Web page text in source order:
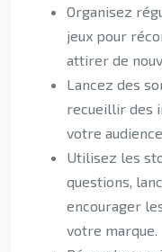
Organisez
jeux pour
attirer de
Lancez des
recueillir des
votre
Utilisez les
questions,
encourager
votre marque.